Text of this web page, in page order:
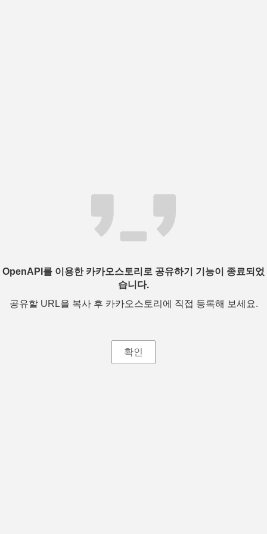
OpenAPI를 이용한 카카오스토리로 공유하기 기능이 종료되었
습니다.
공유할 URL을 복사 후 카카오스토리에 직접 등록해 보세요.
확인